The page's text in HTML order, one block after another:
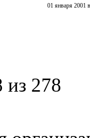
01 января 2001
из 278